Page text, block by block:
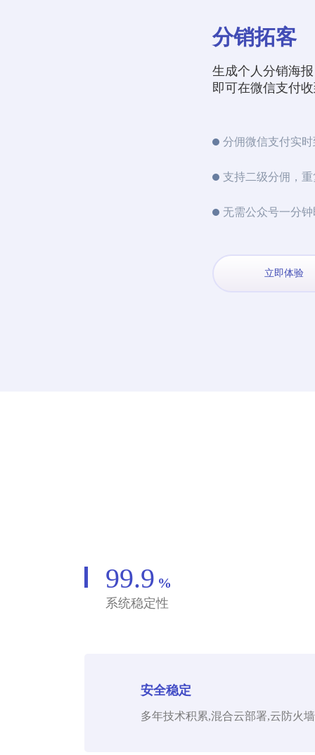
分销拓客
生成个人分销海
即可在微信支付
分佣微信支付实
支持二级分佣，
无需公众号一分
立即体验
99.9 %
系统稳定性
安全稳定
多年技术积累,混合云部署,云防火